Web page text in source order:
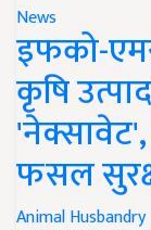
News
इफको-
कृषि
फसल
Animal Husbandry